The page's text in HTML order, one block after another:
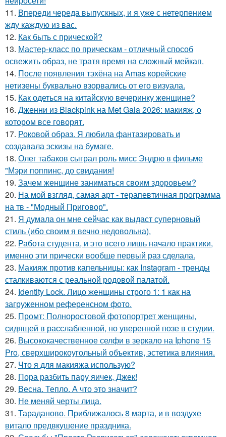
11. Впереди череда выпускных, и я уже с нетерпением
жду каждую из вас.
12. Как быть с прической?
13. Мастер-класс по прическам - отличный способ
освежить образ, не тратя время на сложный мейкап.
14. После появления тэхёна на Amas корейские
нетизены буквально взорвались от его визуала.
15. Как одеться на китайскую вечеринку женщине?
16. Дженни из Blackpink на Met Gala 2026: макияж, о
котором все говорят.
17. Роковой образ. Я любила фантазировать и
создавала эскизы на бумаге.
18. Олег табаков сыграл роль мисс Эндрю в фильме
"Мэри поппинс, до свидания!
19. Зачем женщине заниматься своим здоровьем?
20. На мой взгляд, самая арт - терапевтичная программа
на тв - "Модный Приговор".
21. Я думала он мне сейчас как выдаст суперновый
стиль (ибо своим я вечно недовольна).
22. Работа студента, и это всего лишь начало практики,
именно эти прически вообще первый раз сделала.
23. Макияж против капельницы: как Instagram - тренды
сталкиваются с реальной родовой палатой.
24. Identity Lock. Лицо женщины строго 1: 1 как на
загруженном референсном фото.
25. Промт: Полноростовой фотопортрет женщины,
сидящей в расслабленной, но уверенной позе в студии.
26. Высококачественное селфи в зеркало на Iphone 15
Pro, сверхширокоугольный объектив, эстетика влияния.
27. Что я для макияжа использую?
28. Пора разбить пару яичек, Джек!
29. Весна. Тепло. А что это значит?
30. Не меняй черты лица.
31. Тараданово. Приближалось 8 марта, и в воздухе
витало предвкушение праздника.